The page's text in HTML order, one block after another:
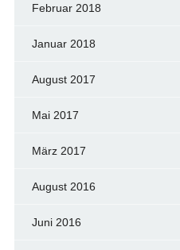
Februar 2018
Januar 2018
August 2017
Mai 2017
März 2017
August 2016
Juni 2016